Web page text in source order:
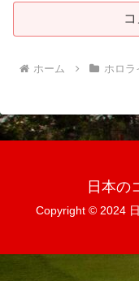
ホーム ホロラ
日本の
Copyright © 2024